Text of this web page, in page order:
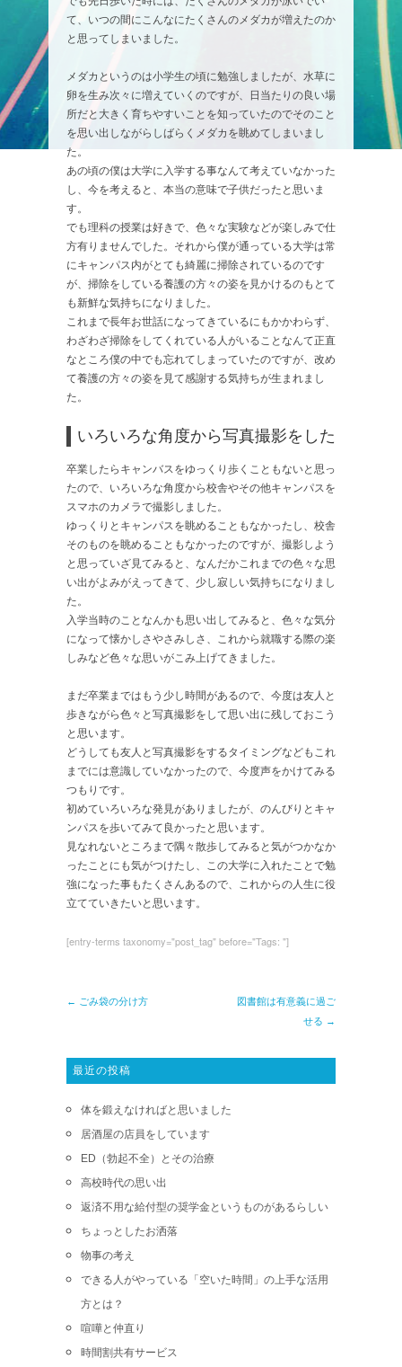
て、いつの間にこんなにたくさんのメダカが増えたのか
と思ってしまいました。
メダカというのは小学生の頃に勉強しましたが、水草に
卵を生み次々に増えていくのですが、日当たりの良い場
所だと大きく育ちやすいことを知っていたのでそのこと
を思い出しながらしばらくメダカを眺めてしまいまし
た。
あの頃の僕は大学に入学する事なんて考えていなかった
し、今を考えると、本当の意味で子供だったと思いま
す。
でも理科の授業は好きで、色々な実験などが楽しみで仕
方有りませんでした。それから僕が通っている大学は常
にキャンパス内がとても綺麗に掃除されているのです
が、掃除をしている養護の方々の姿を見かけるのもとて
も新鮮な気持ちになりました。
これまで長年お世話になってきているにもかかわらず、
わざわざ掃除をしてくれている人がいることなんて正直
なところ僕の中でも忘れてしまっていたのですが、改め
て養護の方々の姿を見て感謝する気持ちが生まれまし
た。
いろいろな角度から写真撮影をした
卒業したらキャンバスをゆっくり歩くこともないと思っ
たので、いろいろな角度から校舎やその他キャンパスを
スマホのカメラで撮影しました。
ゆっくりとキャンパスを眺めることもなかったし、校舎
そのものを眺めることもなかったのですが、撮影しよう
と思っていざ見てみると、なんだかこれまでの色々な思
い出がよみがえってきて、少し寂しい気持ちになりまし
た。
入学当時のことなんかも思い出してみると、色々な気分
になって懐かしさやさみしさ、これから就職する際の楽
しみなど色々な思いがこみ上げてきました。
まだ卒業まではもう少し時間があるので、今度は友人と
歩きながら色々と写真撮影をして思い出に残しておこう
と思います。
どうしても友人と写真撮影をするタイミングなどもこれ
までには意識していなかったので、今度声をかけてみる
つもりです。
初めていろいろな発見がありましたが、のんびりとキャ
ンパスを歩いてみて良かったと思います。
見なれないところまで隅々散歩してみると気がつかなか
ったことにも気がつけたし、この大学に入れたことで勉
強になった事もたくさんあるので、これからの人生に役
立てていきたいと思います。
[entry-terms taxonomy="post_tag" before="Tags: "]
← ごみ袋の分け方
図書館は有意義に過ご
せる →
最近の投稿
体を鍛えなければと思いました
居酒屋の店員をしています
ED（勃起不全）とその治療
高校時代の思い出
返済不用な給付型の奨学金というものがあるらしい
ちょっとしたお洒落
物事の考え
できる人がやっている「空いた時間」の上手な活用
方とは？
喧嘩と仲直り
時間割共有サービス